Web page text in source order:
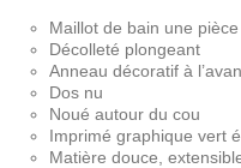
Maillot de bain une pièce
Décolleté plongeant
Anneau décoratif à
Dos nu
Noué autour du cou
Imprimé graphique vert
Matière douce,